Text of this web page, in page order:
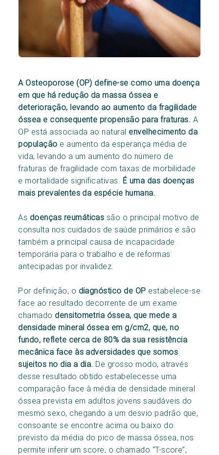
A Osteoporose (OP) define-se como uma doença
em que há redução da massa óssea e
deterioração, levando ao aumento da fragilidade
óssea e consequente propensão para fraturas. A
OP está associada ao natural envelhecimento da
população e aumento da esperança média de
vida, levando a um aumento do número de
fraturas de fragilidade com taxas de morbilidade
e mortalidade significativas. É uma das doenças
mais prevalentes da espécie humana.
As doenças reumáticas são o principal motivo de
consulta nos cuidados de saúde primários e são
também a principal causa de incapacidade
temporária para o trabalho e de reformas
antecipadas por invalidez.
Por definição, o diagnóstico de OP estabelece-se
face ao resultado decorrente de um exame
chamado densitometria óssea, que mede a
densidade mineral óssea em g/cm2, que, no
fundo, reflete cerca de 80% da sua resistência
mecânica face às adversidades que somos
sujeitos no dia a dia. De grosso modo, através
desse resultado obtido estabelecesse uma
comparação face à média de densidade mineral
óssea prevista em adultos jovens saudáveis do
mesmo sexo, chegando a um desvio padrão que,
consoante se encontre acima ou baixo do
previsto da média do pico de massa óssea, nos
permite inferir um score, o chamado “T-score”,